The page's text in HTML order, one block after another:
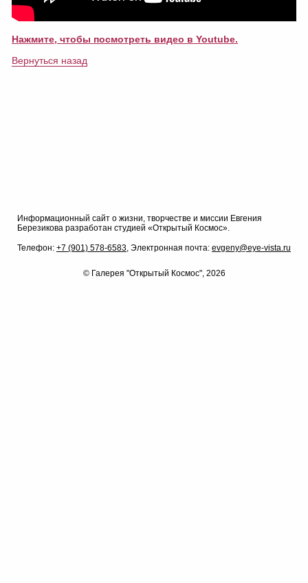
Нажмите, чтобы посмотреть видео в Youtube.
Вернуться назад
Информационный сайт о жизни, творчестве и миссии Евгения
Березикова разработан студией «Открытый Космос».
Телефон: +7 (901) 578-6583, Электронная почта: evgeny@eye-vista.ru
© Галерея "Открытый Космос", 2026